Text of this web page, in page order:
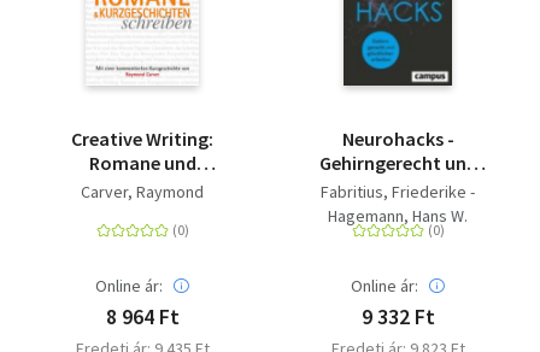
Creative Writing:
Romane und
Kurzgeschichten
Carver, Raymond
Online ár:
8 964 Ft
Neurohacks -
Gehirngerecht und
glücklicher arbeiten
Fabritius, Friederike -
Hagemann, Hans W.
Online ár:
9 332 Ft